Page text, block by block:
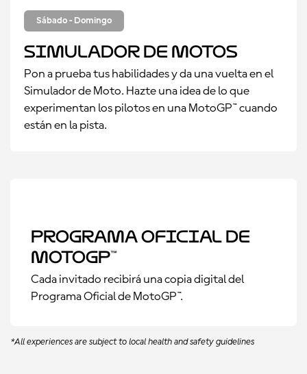
Sábado - Domingo
Simulador De Motos
Pon a prueba tus habilidades y da una vuelta en el
Simulador de Moto. Hazte una idea de lo que
experimentan los pilotos en una MotoGP™ cuando
están en la pista.
Programa Oficial De
MotoGP™
Cada invitado recibirá una copia digital del
Programa Oficial de MotoGP™.
*All experiences are subject to local health and safety guidelines